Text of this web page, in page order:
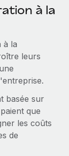
à la
à la
leurs
basée sur
que
les coûts
de